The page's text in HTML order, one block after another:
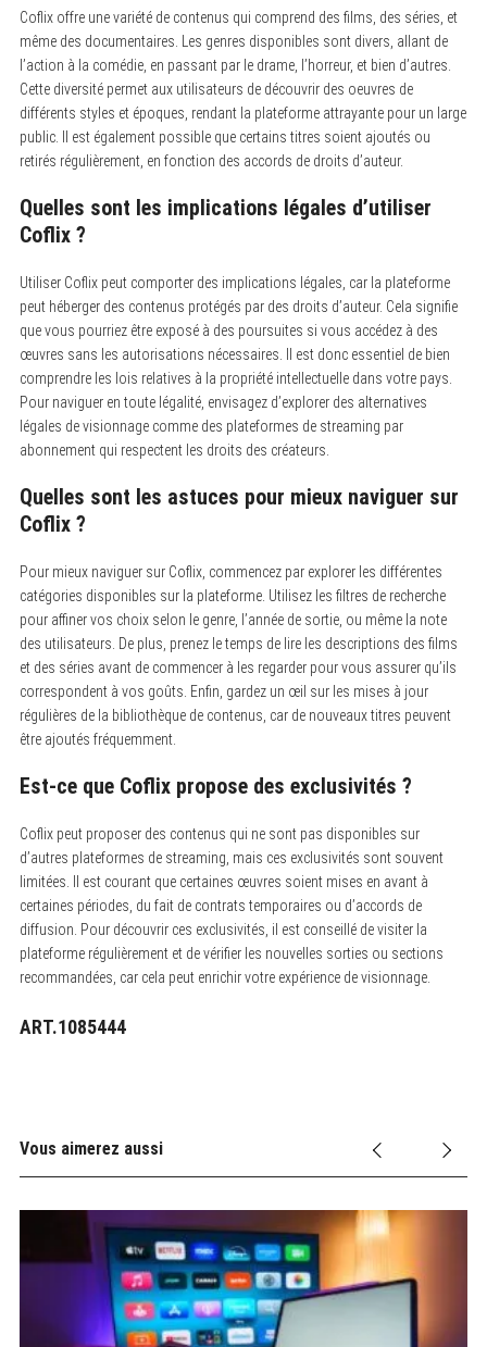
Coflix offre une variété de contenus qui comprend des films, des séries, et
même des documentaires. Les genres disponibles sont divers, allant de
l’action à la comédie, en passant par le drame, l’horreur, et bien d’autres.
Cette diversité permet aux utilisateurs de découvrir des oeuvres de
différents styles et époques, rendant la plateforme attrayante pour un large
public. Il est également possible que certains titres soient ajoutés ou
retirés régulièrement, en fonction des accords de droits d’auteur.
Quelles sont les implications légales d’utiliser
Coflix ?
Utiliser Coflix peut comporter des implications légales, car la plateforme
peut héberger des contenus protégés par des droits d’auteur. Cela signifie
que vous pourriez être exposé à des poursuites si vous accédez à des
œuvres sans les autorisations nécessaires. Il est donc essentiel de bien
comprendre les lois relatives à la propriété intellectuelle dans votre pays.
Pour naviguer en toute légalité, envisagez d’explorer des alternatives
légales de visionnage comme des plateformes de streaming par
abonnement qui respectent les droits des créateurs.
Quelles sont les astuces pour mieux naviguer sur
Coflix ?
Pour mieux naviguer sur Coflix, commencez par explorer les différentes
catégories disponibles sur la plateforme. Utilisez les filtres de recherche
pour affiner vos choix selon le genre, l’année de sortie, ou même la note
des utilisateurs. De plus, prenez le temps de lire les descriptions des films
et des séries avant de commencer à les regarder pour vous assurer qu’ils
correspondent à vos goûts. Enfin, gardez un œil sur les mises à jour
régulières de la bibliothèque de contenus, car de nouveaux titres peuvent
être ajoutés fréquemment.
Est-ce que Coflix propose des exclusivités ?
Coflix peut proposer des contenus qui ne sont pas disponibles sur
d’autres plateformes de streaming, mais ces exclusivités sont souvent
limitées. Il est courant que certaines œuvres soient mises en avant à
certaines périodes, du fait de contrats temporaires ou d’accords de
diffusion. Pour découvrir ces exclusivités, il est conseillé de visiter la
plateforme régulièrement et de vérifier les nouvelles sorties ou sections
recommandées, car cela peut enrichir votre expérience de visionnage.
ART.1085444
Vous aimerez aussi